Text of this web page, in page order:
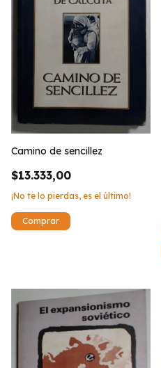
Camino de sencillez
$13.333,00
¡No te lo pierdas, es el último!